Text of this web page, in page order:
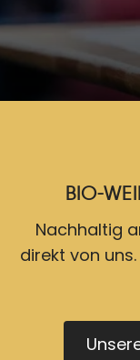
BIO-
Nachhaltig
direkt von